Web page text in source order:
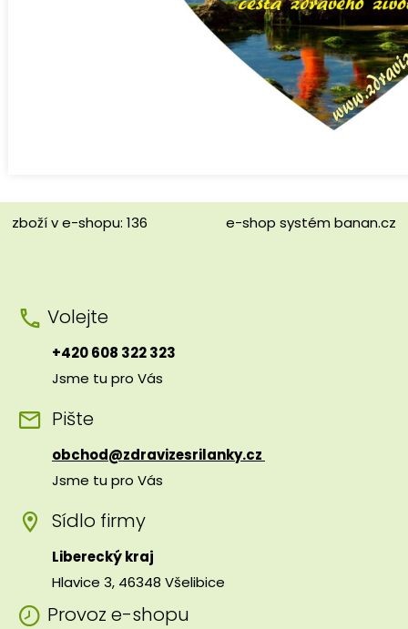
zboží v e-shopu: 136 e-shop systém banan.cz
Volejte
+420 608 322 323
Jsme tu pro Vás
Pište
obchod@zdravizesrilanky.cz
Jsme tu pro Vás
Sídlo firmy
Liberecký kraj
Hlavice 3, 46348 Všelibice
Provoz e-shopu